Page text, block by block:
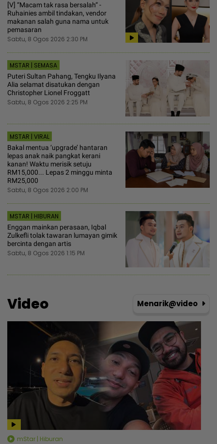
[V] “Macam tak rasa bersalah“ -
Ruhainies ambil tindakan, vendor
makanan salah guna nama untuk
pemasaran
Sabtu, 8 Ogos 2026 2:30 PM
MSTAR | SEMASA
Puteri Sultan Pahang, Tengku Ilyana
Alia selamat disatukan dengan
Christopher Lionel Froggatt
Sabtu, 8 Ogos 2026 2:25 PM
MSTAR | VIRAL
Bakal mentua ‘upgrade’ hantaran
lepas anak naik pangkat kerani
kanan! Waktu merisik setuju
RM15,000... Lepas 2 minggu minta
RM25,000
Sabtu, 8 Ogos 2026 2:00 PM
MSTAR | HIBURAN
Enggan mainkan perasaan, Iqbal
Zulkefli tolak tawaran lumayan gimik
bercinta dengan artis
Sabtu, 8 Ogos 2026 1:15 PM
Video Menarik@video
mStar | Hiburan